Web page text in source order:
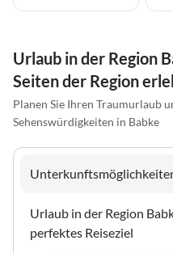
Urlaub in der Region
Seiten der Region
Planen Sie Ihren Traumurlaub
Sehenswürdigkeiten in Babke
Urlaub in der Region
perfektes Reiseziel